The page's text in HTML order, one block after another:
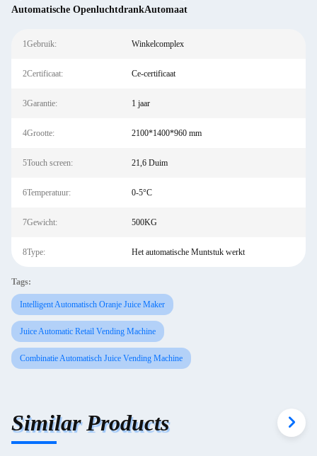
Automatische OpenluchtdrankAutomaat
1Gebruik: Winkelcomplex
2Certificaat: Ce-certificaat
3Garantie: 1 jaar
4Grootte: 2100*1400*960 mm
5Touch screen: 21,6 Duim
6Temperatuur: 0-5°C
7Gewicht: 500KG
8Type: Het automatische Muntstuk werkt
Tags:
Intelligent Automatisch Oranje Juice Maker
Juice Automatic Retail Vending Machine
Combinatie Automatisch Juice Vending Machine
Similar Products